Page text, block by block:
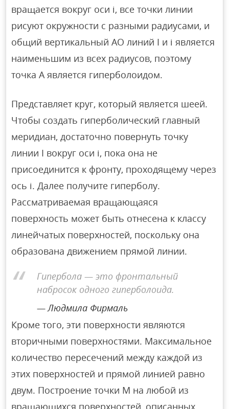
вращается вокруг оси i, все точки линии
рисуют окружности с разными радиусами, и
общий вертикальный AO линий I и i является
наименьшим из всех радиусов, поэтому
точка A является гиперболоидом.
Представляет круг, который является шеей.
Чтобы создать гиперболический главный
меридиан, достаточно повернуть точку
линии I вокруг оси i, пока она не
присоединится к фронту, проходящему через
ось i. Далее получите гиперболу.
Рассматриваемая вращающаяся
поверхность может быть отнесена к классу
линейчатых поверхностей, поскольку она
образована движением прямой линии.
Гипербола — это фронтальный
набросок одного гиперболоида.
Людмила Фирмаль
Кроме того, эти поверхности являются
вторичными поверхностями. Максимальное
количество пересечений между каждой из
этих поверхностей и прямой линией равно
двум. Построение точки M на любой из